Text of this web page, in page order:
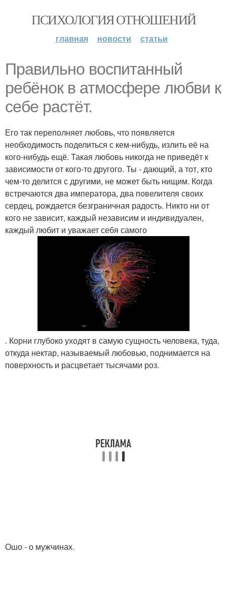
ПСИХОЛОГИЯ ОТНОШЕНИЙ
главная новости статьи
Правильно воспитанный
ребёнок в атмосфере любви к
себе растёт.
Его так переполняет любовь, что появляется
необходимость поделиться с кем-нибудь, излить её на
кого-нибудь ещё. Такая любовь никогда не приведёт к
зависимости от кого-то другого. Ты - дающий, а тот, кто
чем-то делится с другими, не может быть нищим. Когда
встречаются два императора, два повелителя своих
сердец, рождается безграничная радость. Никто ни от
кого не зависит, каждый независим и индивидуален,
каждый любит и уважает себя самого
. Корни глубоко уходят в самую сущность человека, туда,
откуда нектар, называемый любовью, поднимается на
поверхность и расцветает тысячами роз.
Ошо - о мужчинах.